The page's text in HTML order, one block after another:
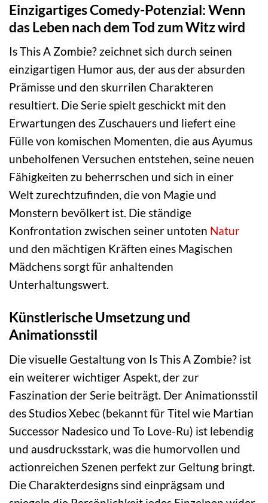
Einzigartiges Comedy-Potenzial: Wenn
das Leben nach dem Tod zum Witz wird
Is This A Zombie? zeichnet sich durch seinen
einzigartigen Humor aus, der aus der absurden
Prämisse und den skurrilen Charakteren
resultiert. Die Serie spielt geschickt mit den
Erwartungen des Zuschauers und liefert eine
Fülle von komischen Momenten, die aus Ayumus
unbeholfenen Versuchen entstehen, seine neuen
Fähigkeiten zu beherrschen und sich in einer
Welt zurechtzufinden, die von Magie und
Monstern bevölkert ist. Die ständige
Konfrontation zwischen seiner untoten Natur
und den mächtigen Kräften eines Magischen
Mädchens sorgt für anhaltenden
Unterhaltungswert.
Künstlerische Umsetzung und
Animationsstil
Die visuelle Gestaltung von Is This A Zombie? ist
ein weiterer wichtiger Aspekt, der zur
Faszination der Serie beiträgt. Der Animationsstil
des Studios Xebec (bekannt für Titel wie Martian
Successor Nadesico und To Love-Ru) ist lebendig
und ausdrucksstark, was die humorvollen und
actionreichen Szenen perfekt zur Geltung bringt.
Die Charakterdesigns sind einprägsam und